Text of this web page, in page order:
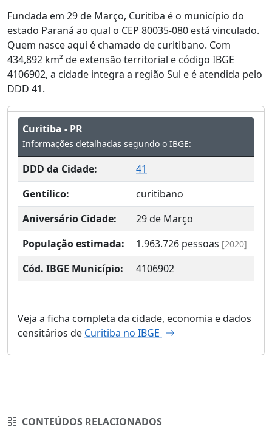
Fundada em 29 de Março, Curitiba é o município do
estado Paraná ao qual o CEP 80035-080 está vinculado.
Quem nasce aqui é chamado de curitibano. Com
434,892 km² de extensão territorial e código IBGE
4106902, a cidade integra a região Sul e é atendida pelo
DDD 41.
Curitiba - PR
Informações detalhadas segundo o IBGE:
DDD da Cidade:
41
Gentílico:
curitibano
Aniversário Cidade:
29 de Março
População estimada:
1.963.726 pessoas [2020]
Cód. IBGE Município: 4106902
Veja a ficha completa da cidade, economia e dados
censitários de Curitiba no IBGE
CONTEÚDOS RELACIONADOS